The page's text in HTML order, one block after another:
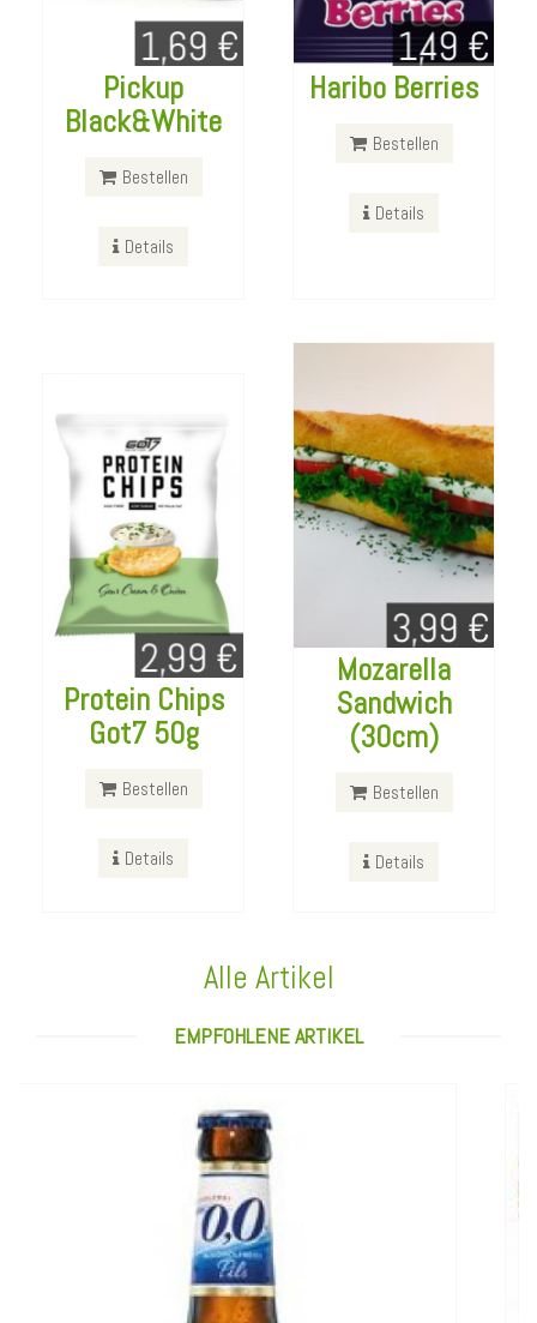
Pickup
Black&White
Bestellen
Details
Haribo Berries
Bestellen
Details
Protein Chips
Got7 50g
Bestellen
Details
Protein Chips
Got7 50g
Bestellen
Mozarella
Sandwich
(30cm)
Bestellen
Details
Mozarella
Sandwich
Bestellen
Alle Artikel
EMPFOHLENE ARTIKEL
Duplo White 10er Pack
Bestellen Details